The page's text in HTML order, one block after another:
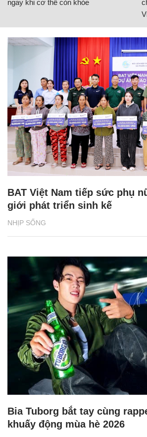
ngay khi cơ thể còn khỏe
NHỊP SỐNG
BAT Việt Nam tiếp sức phụ
giới phát triển sinh kế
Bia Tuborg bắt tay cùng
khuấy động mùa hè 2026